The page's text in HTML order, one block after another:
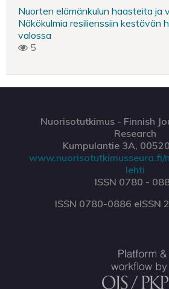
Nuorten elämänkulun haasteita ja
Näkökulmia resilienssiin kestävän
valossa
5
Nuorisotutkimus - Finnish
Research
Kumpulantie 3A,
www.nuorisotutkimusseura.fi/
lehti
ISSN 0780 -
ISSN 0780-0886 eISSN